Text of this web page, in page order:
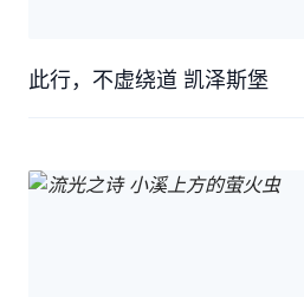
此行，不虚绕道 凯泽斯堡